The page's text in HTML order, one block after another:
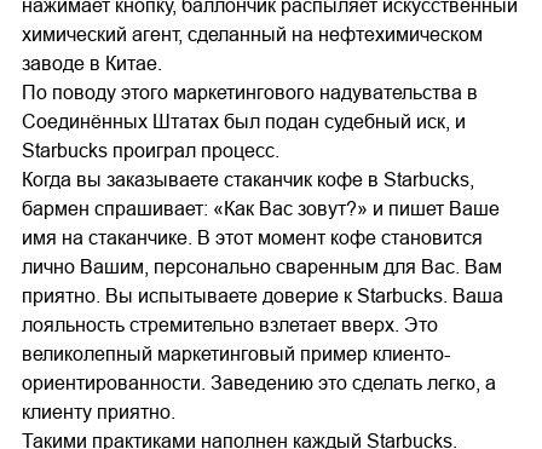
нажимает кнопку, баллончик распыляет искусственный
химический агент, сделанный на нефтехимическом
заводе в Китае.
По поводу этого маркетингового надувательства в
Соединённых Штатах был подан судебный иск, и
Starbucks проиграл процесс.
Когда вы заказываете стаканчик кофе в Starbucks,
бармен спрашивает: «Как Вас зовут?» и пишет Ваше
имя на стаканчике. В этот момент кофе становится
лично Вашим, персонально сваренным для Вас. Вам
приятно. Вы испытываете доверие к Starbucks. Ваша
лояльность стремительно взлетает вверх. Это
великолепный маркетинговый пример клиенто-
ориентированности. Заведению это сделать легко, а
клиенту приятно.
Такими практиками наполнен каждый Starbucks.